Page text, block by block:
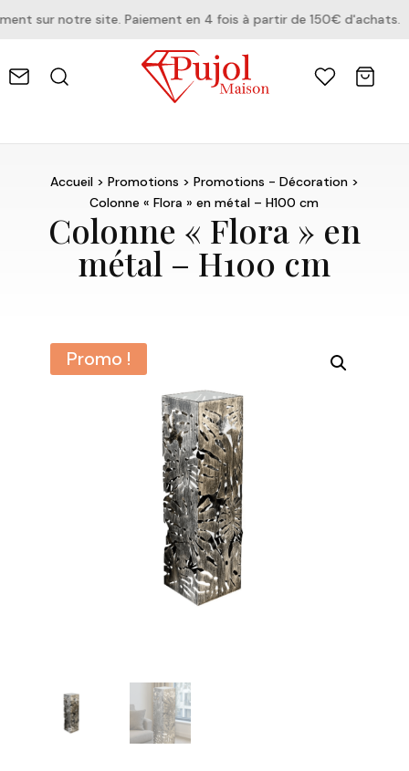
sur notre site. Paiement en 4 fois à partir de 150€ d'achats.
Accueil> Promotions > Promotions - Décoration>
Colonne « Flora » en métal – H100 cm
Colonne « Flora » en
métal – H100 cm
Promo !